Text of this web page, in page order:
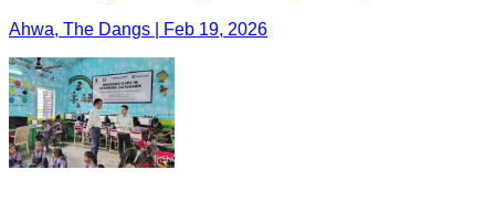
Ahwa, The Dangs | Feb 19, 2026